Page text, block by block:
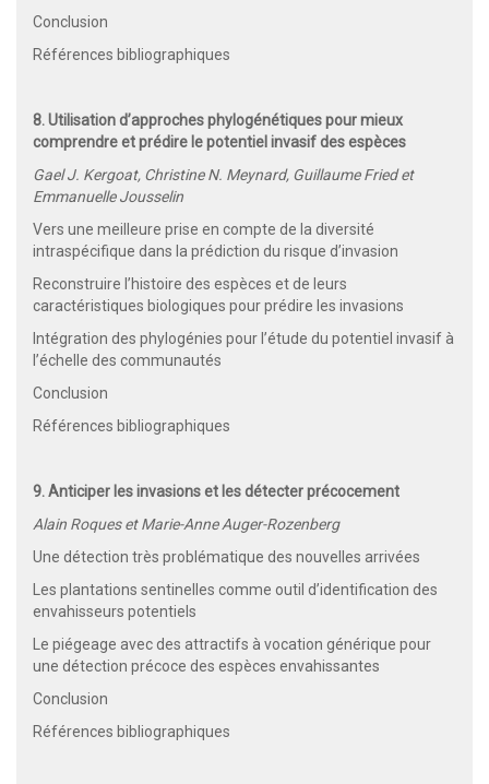
Conclusion
Références bibliographiques
8. Utilisation d’approches phylogénétiques pour mieux
comprendre et prédire le potentiel invasif des espèces
Gael J. Kergoat, Christine N. Meynard, Guillaume Fried et
Emmanuelle Jousselin
Vers une meilleure prise en compte de la diversité
intraspécifique dans la prédiction du risque d’invasion
Reconstruire l’histoire des espèces et de leurs
caractéristiques biologiques pour prédire les invasions
Intégration des phylogénies pour l’étude du potentiel invasif à
l’échelle des communautés
Conclusion
Références bibliographiques
9. Anticiper les invasions et les détecter précocement
Alain Roques et Marie-Anne Auger-Rozenberg
Une détection très problématique des nouvelles arrivées
Les plantations sentinelles comme outil d’identification des
envahisseurs potentiels
Le piégeage avec des attractifs à vocation générique pour
une détection précoce des espèces envahissantes
Conclusion
Références bibliographiques